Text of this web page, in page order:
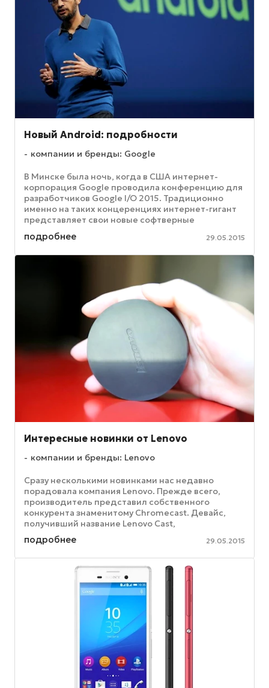
Новый Android: подробности
компании и бренды: Google
В Минске была ночь, когда в США интернет-
корпорация Google проводила конференцию для
разработчиков Google I/O 2015. Традиционно
именно на таких концеренциях интернет-гигант
представляет свои новые софтверные
разработки и веб-сервисы. Так произошло и ...
подробнее 29.05.2015
Интересные новинки от Lenovo
компании и бренды: Lenovo
Сразу несколькими новинками нас недавно
порадовала компания Lenovo. Прежде всего,
производитель представил собственного
конкурента знаменитому Chromecast. Девайс,
получивший название Lenovo Cast,
предназначается для передачи контента на
экран ТВ с ...
подробнее 29.05.2015